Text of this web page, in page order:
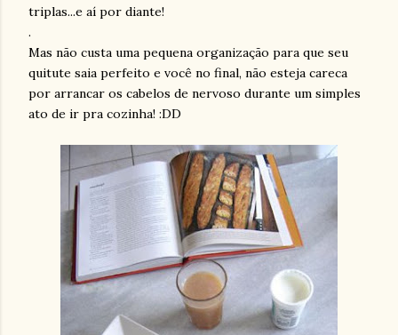
triplas...e aí por diante!
.
Mas não custa uma pequena organização para que seu
quitute saia perfeito e você no final, não esteja careca
por arrancar os cabelos de nervoso durante um simples
ato de ir pra cozinha! :DD